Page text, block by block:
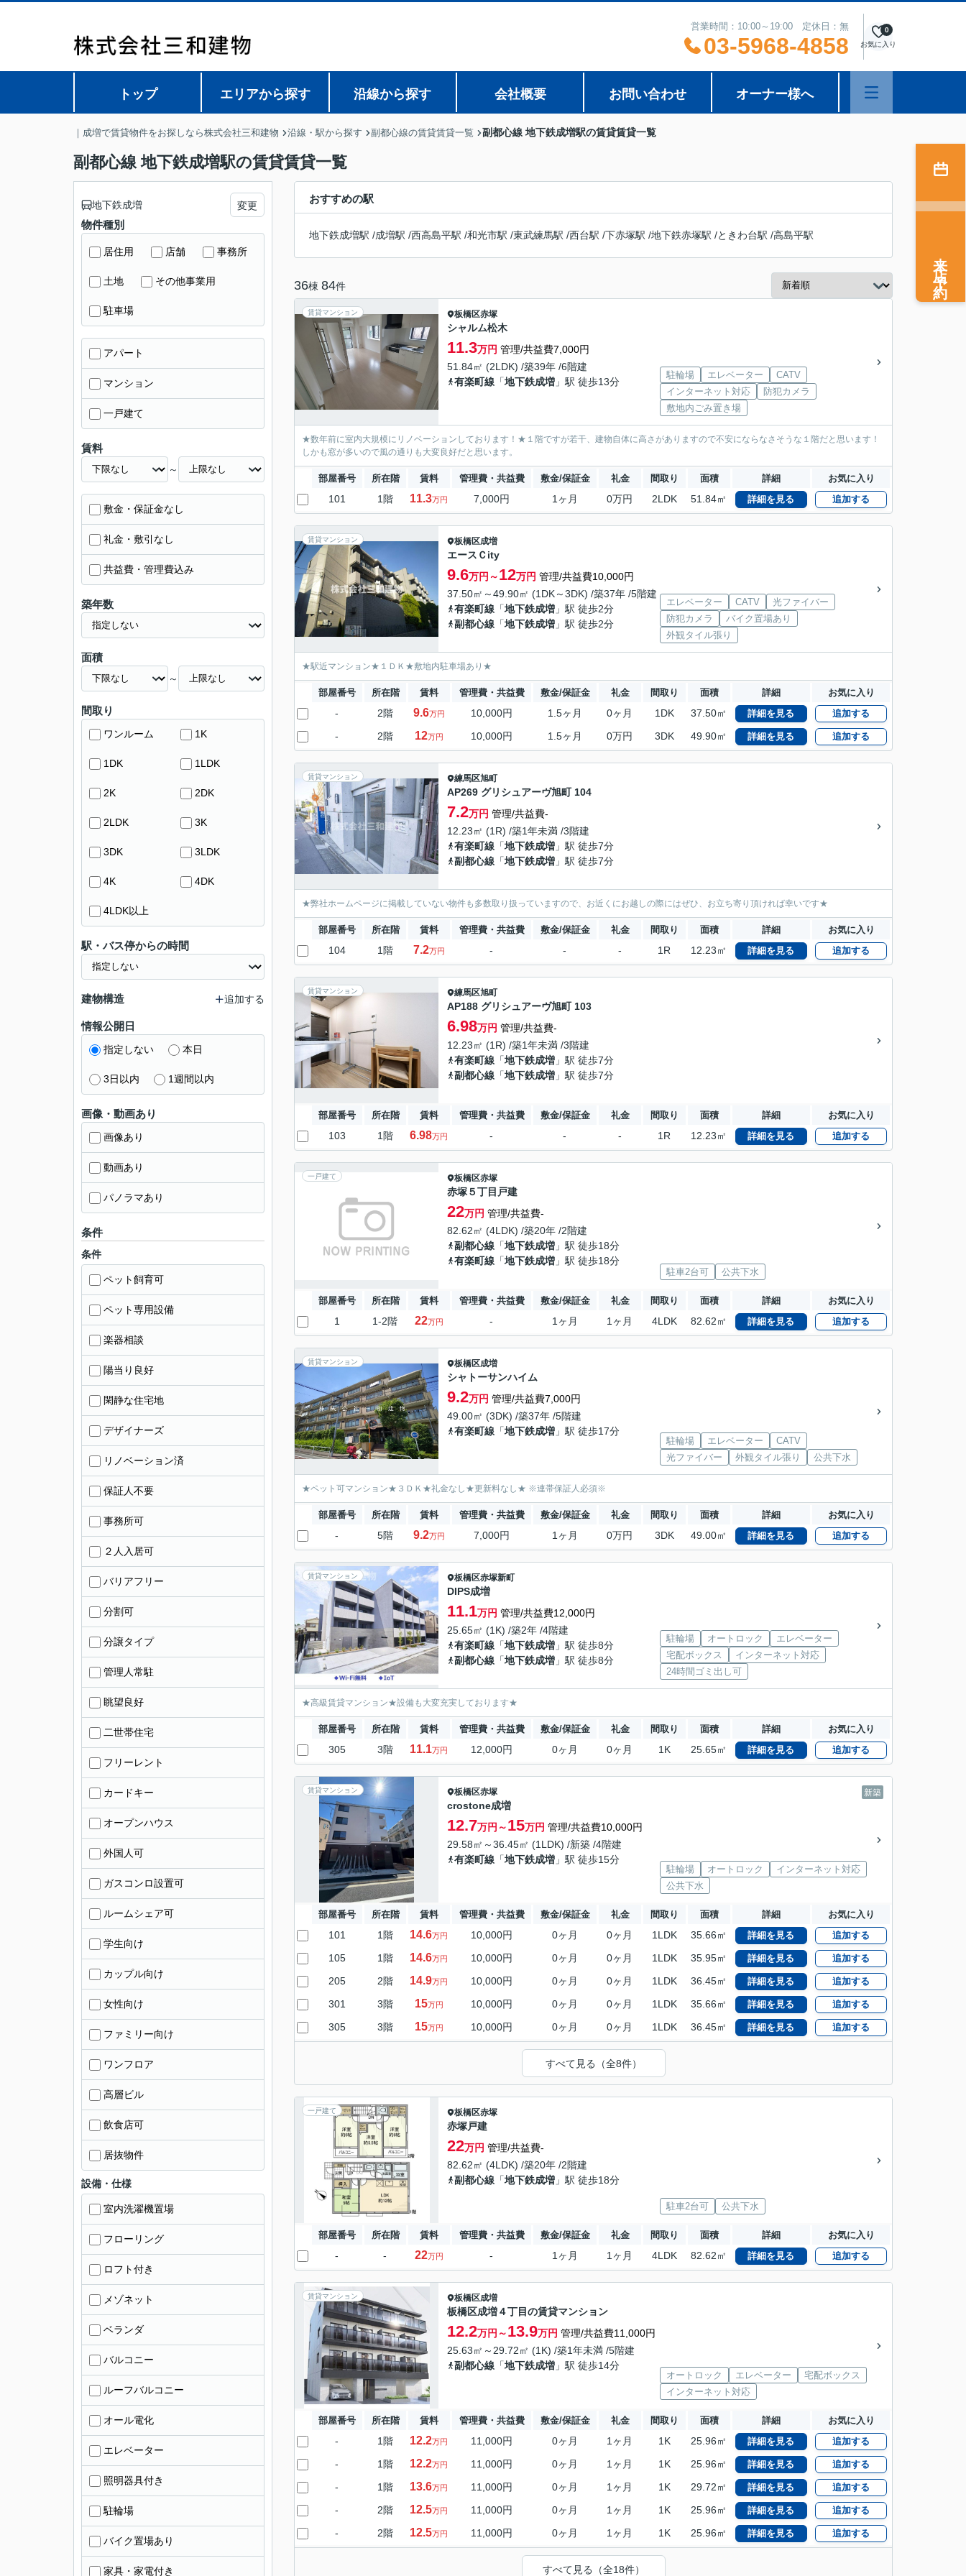
営業時間：10:00～19:00 定休日：無
03-5968-4858 お気に入り
0
トップ エリアから探す 沿線から探す 会社概要 お問い合わせ オーナー様へ
｜成増で賃貸物件をお探しなら株式会社三和建物 沿線・駅から探す 副都心線の賃貸賃貸一覧 副都心線 地下鉄成増駅の賃貸賃貸一覧
副都心線 地下鉄成増駅の賃貸賃貸一覧
おすすめの駅
地下鉄成増駅 /成増駅 /西高島平駅 /和光市駅 /東武練馬駅 /西台駅 /下赤塚駅 /地下鉄赤塚駅 /ときわ台駅 /高島平駅
36棟 84件
賃貸マンション 板橋区赤塚
シャルム松木
11.3万円 管理/共益費7,000円
51.84㎡ (2LDK) /築39年 /6階建
有楽町線 「地下鉄成増 」駅 徒歩13分
駐輪場 エレベーター
CATV
インターネット対応
防犯カメラ
敷地内ごみ置き場
★数年前に室内大規模にリノベーションしております！★１階ですが若干、建物自体に高さがありますので不安にならなさそうな１階だと思います！
しかも窓が多いので風の通りも大変良好だと思います。
部屋番号 所在階 賃料 管理費・共益費 敷金/保証金 礼金 間取り 面積 詳細 お気に入り
101 1階 11.3万円 7,000円 1ヶ月 0万円 2LDK 51.84㎡ 詳細を見る 追加する
賃貸マンション 板橋区成増
エースＣity
9.6万円～12万円 管理/共益費10,000円
37.50㎡～49.90㎡ (1DK～3DK) /築37年 /5階建
有楽町線 「地下鉄成増 」駅 徒歩2分
副都心線 「地下鉄成増 」駅 徒歩2分
エレベーター CATV
光ファイバー
防犯カメラ
バイク置場あり
外観タイル張り
★駅近マンション★１ＤＫ★敷地内駐車場あり★
部屋番号 所在階 賃料 管理費・共益費 敷金/保証金 礼金 間取り 面積 詳細 お気に入り
- 2階 9.6万円 10,000円 1.5ヶ月 0ヶ月 1DK 37.50㎡ 詳細を見る 追加する
- 2階 12万円 10,000円 1.5ヶ月 0万円 3DK 49.90㎡ 詳細を見る 追加する
賃貸マンション 練馬区旭町
AP269 グリシュアーヴ旭町 104
7.2万円 管理/共益費-
12.23㎡ (1R) /築1年未満 /3階建
有楽町線 「地下鉄成増 」駅 徒歩7分
副都心線 「地下鉄成増 」駅 徒歩7分
★弊社ホームページに掲載していない物件も多数取り扱っていますので、お近くにお越しの際にはぜひ、お立ち寄り頂ければ幸いです★
部屋番号 所在階 賃料 管理費・共益費 敷金/保証金 礼金 間取り 面積 詳細 お気に入り
104 1階 7.2万円 - - - 1R 12.23㎡ 詳細を見る 追加する
賃貸マンション 練馬区旭町
AP188 グリシュアーヴ旭町 103
6.98万円 管理/共益費-
12.23㎡ (1R) /築1年未満 /3階建
有楽町線 「地下鉄成増 」駅 徒歩7分
副都心線 「地下鉄成増 」駅 徒歩7分
部屋番号 所在階 賃料 管理費・共益費 敷金/保証金 礼金 間取り 面積 詳細 お気に入り
103 1階 6.98万円 - - - 1R 12.23㎡ 詳細を見る 追加する
一戸建て 板橋区赤塚
赤塚５丁目戸建
22万円 管理/共益費-
82.62㎡ (4LDK) /築20年 /2階建
副都心線 「地下鉄成増 」駅 徒歩18分
有楽町線 「地下鉄成増 」駅 徒歩18分
駐車2台可 公共下水
部屋番号 所在階 賃料 管理費・共益費 敷金/保証金 礼金 間取り 面積 詳細 お気に入り
1 1-2階 22万円 - 1ヶ月 1ヶ月 4LDK 82.62㎡ 詳細を見る 追加する
賃貸マンション 板橋区成増
シャトーサンハイム
9.2万円 管理/共益費7,000円
49.00㎡ (3DK) /築37年 /5階建
有楽町線 「地下鉄成増 」駅 徒歩17分
駐輪場 エレベーター
CATV
光ファイバー
外観タイル張り 公共下水
★ペット可マンション★３ＤＫ★礼金なし★更新料なし★ ※連帯保証人必須※
部屋番号 所在階 賃料 管理費・共益費 敷金/保証金 礼金 間取り 面積 詳細 お気に入り
- 5階 9.2万円 7,000円 1ヶ月 0万円 3DK 49.00㎡ 詳細を見る 追加する
賃貸マンション 板橋区赤塚新町
DIPS成増
11.1万円 管理/共益費12,000円
25.65㎡ (1K) /築2年 /4階建
有楽町線 「地下鉄成増 」駅 徒歩8分
副都心線 「地下鉄成増 」駅 徒歩8分
駐輪場 オートロック
エレベーター
宅配ボックス
インターネット対応
24時間ゴミ出し可
★高級賃貸マンション★設備も大変充実しております★
部屋番号 所在階 賃料 管理費・共益費 敷金/保証金 礼金 間取り 面積 詳細 お気に入り
305 3階 11.1万円 12,000円 0ヶ月 0ヶ月 1K 25.65㎡ 詳細を見る 追加する
賃貸マンション 新築
板橋区赤塚
crostone成増
12.7万円～15万円 管理/共益費10,000円
29.58㎡～36.45㎡ (1LDK) /新築 /4階建
有楽町線 「地下鉄成増 」駅 徒歩15分
駐輪場 オートロック
インターネット対応
公共下水
部屋番号 所在階 賃料 管理費・共益費 敷金/保証金 礼金 間取り 面積 詳細 お気に入り
101 1階 14.6万円 10,000円 0ヶ月 0ヶ月 1LDK 35.66㎡ 詳細を見る 追加する
105 1階 14.6万円 10,000円 0ヶ月 0ヶ月 1LDK 35.95㎡ 詳細を見る 追加する
205 2階 14.9万円 10,000円 0ヶ月 0ヶ月 1LDK 36.45㎡ 詳細を見る 追加する
301 3階 15万円 10,000円 0ヶ月 0ヶ月 1LDK 35.66㎡ 詳細を見る 追加する
305 3階 15万円 10,000円 0ヶ月 0ヶ月 1LDK 36.45㎡ 詳細を見る 追加する
すべて見る（全8件）
一戸建て 板橋区赤塚
赤塚戸建
22万円 管理/共益費-
82.62㎡ (4LDK) /築20年 /2階建
副都心線 「地下鉄成増 」駅 徒歩18分
駐車2台可 公共下水
部屋番号 所在階 賃料 管理費・共益費 敷金/保証金 礼金 間取り 面積 詳細 お気に入り
- - 22万円 - 1ヶ月 1ヶ月 4LDK 82.62㎡ 詳細を見る 追加する
賃貸マンション 板橋区成増
板橋区成増４丁目の賃貸マンション
12.2万円～13.9万円 管理/共益費11,000円
25.63㎡～29.72㎡ (1K) /築1年未満 /5階建
副都心線 「地下鉄成増 」駅 徒歩14分
オートロック エレベーター
宅配ボックス
インターネット対応
部屋番号 所在階 賃料 管理費・共益費 敷金/保証金 礼金 間取り 面積 詳細 お気に入り
- 1階 12.2万円 11,000円 0ヶ月 1ヶ月 1K 25.96㎡ 詳細を見る 追加する
- 1階 12.2万円 11,000円 0ヶ月 1ヶ月 1K 25.96㎡ 詳細を見る 追加する
- 1階 13.6万円 11,000円 0ヶ月 1ヶ月 1K 29.72㎡ 詳細を見る 追加する
- 2階 12.5万円 11,000円 0ヶ月 1ヶ月 1K 25.96㎡ 詳細を見る 追加する
- 2階 12.5万円 11,000円 0ヶ月 1ヶ月 1K 25.96㎡ 詳細を見る 追加する
すべて見る（全18件）
地下鉄成増 変更
物件種別
居住用 店舗 事務所
土地 その他事業用
駐車場
アパート
マンション
一戸建て
賃料
～
敷金・保証金なし
礼金・敷引なし
共益費・管理費込み
築年数
面積
～
間取り
ワンルーム 1K
1DK 1LDK
2K 2DK
2LDK 3K
3DK 3LDK
4K 4DK
4LDK以上
駅・バス停からの時間
建物構造 追加する
情報公開日
指定しない 本日
3日以内 1週間以内
画像・動画あり
画像あり
動画あり
パノラマあり
条件
条件
ペット飼育可
ペット専用設備
楽器相談
陽当り良好
閑静な住宅地
デザイナーズ
リノベーション済
保証人不要
事務所可
２人入居可
バリアフリー
分割可
分譲タイプ
管理人常駐
眺望良好
二世帯住宅
フリーレント
カードキー
オープンハウス
外国人可
ガスコンロ設置可
ルームシェア可
学生向け
カップル向け
女性向け
ファミリー向け
ワンフロア
高層ビル
飲食店可
居抜物件
設備・仕様
室内洗濯機置場
フローリング
ロフト付き
メゾネット
ベランダ
バルコニー
ルーフバルコニー
オール電化
エレベーター
照明器具付き
駐輪場
バイク置場あり
家具・家電付き
来店予約